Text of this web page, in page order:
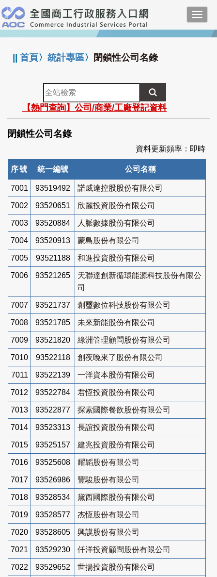
跳
到
主
要
:::
||首頁〉統計專區〉 閉鎖性公司名錄
全
站
檢
索
【熱門查詢】公司/商業/工廠登記資料
閉鎖性公司名錄
資料更新頻率：即時
序號 統一編號 公司名稱
7001 93519492 諾威達控股股份有限公司
7002 93520651 欣麗投資股份有限公司
7003 93520884 人脈數據股份有限公司
7004 93520913 蒙島股份有限公司
7005 93521188 和進投資股份有限公司
7006 93521265
天聯達創新循環能源科技股份有限公
司
7007 93521737 創璽數位科技股份有限公司
7008 93521785 未來新能股份有限公司
7009 93521820 綠洲管理顧問股份有限公司
7010 93522118 創夜晚來了股份有限公司
7011 93522139 一洋資本股份有限公司
7012 93522784 君恆投資股份有限公司
7013 93522877 探索國際餐飲股份有限公司
7014 93523313 長誼投資股份有限公司
7015 93525157 建兆投資股份有限公司
7016 93525608 耀韜股份有限公司
7017 93526986 豐駿股份有限公司
7018 93528534 黛西國際股份有限公司
7019 93528577 杰恆股份有限公司
7020 93528605 興謨股份有限公司
7021 93529230 仟洋投資顧問股份有限公司
7022 93529652 世揚投資股份有限公司